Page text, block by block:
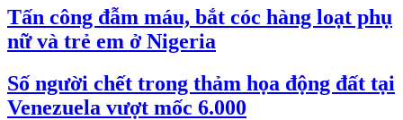
Tấn công đẫm máu, bắt cóc hàng loạt phụ
nữ và trẻ em ở Nigeria
Số người chết trong thảm họa động đất tại
Venezuela vượt mốc 6.000